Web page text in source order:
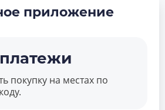
приложение
покупку на местах по